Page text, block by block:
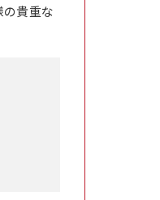
貴重な